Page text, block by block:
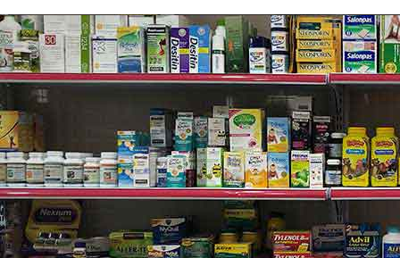
lâu năm trong ngành công nghiệp chăm sóc cơ thể. Các
dòng sản phẩm nổi bật của Bath & Body Works bao
gồm các sản phẩm chăm sóc sắc đẹp như xịt thơm, gel
tắm, sữa dưỡng thể, kem dưỡng thể… và các sản phẩm
dùng trong spa với nhiều loại hương vị thơm ngát và
hương nguyên liệu chủ yếu từ thiên nhiên.